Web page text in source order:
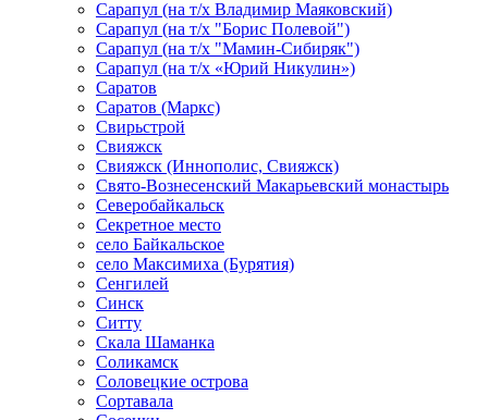
Сарапул (на т/х Владимир Маяковский)
Сарапул (на т/х "Борис Полевой")
Сарапул (на т/х "Мамин-Сибиряк")
Сарапул (на т/х «Юрий Никулин»)
Саратов
Саратов (Маркс)
Свирьстрой
Свияжск
Свияжск (Иннополис, Свияжск)
Свято-Вознесенский Макарьевский монастырь
Северобайкальск
Секретное место
село Байкальское
село Максимиха (Бурятия)
Сенгилей
Синск
Ситту
Скала Шаманка
Соликамск
Соловецкие острова
Сортавала